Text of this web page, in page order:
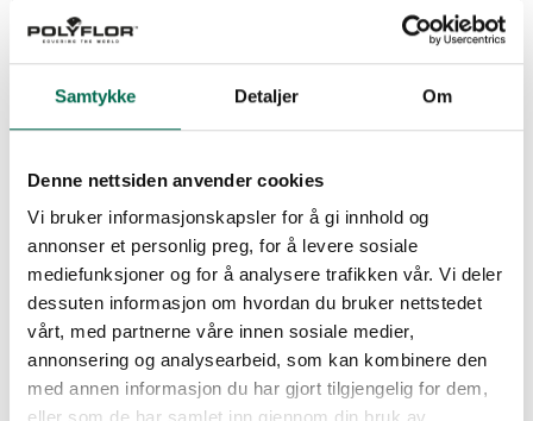
Samtykke Detaljer Om
Denne nettsiden anvender cookies
Vi bruker informasjonskapsler for å gi innhold og
annonser et personlig preg, for å levere sosiale
mediefunksjoner og for å analysere trafikken vår. Vi deler
dessuten informasjon om hvordan du bruker nettstedet
vårt, med partnerne våre innen sosiale medier,
annonsering og analysearbeid, som kan kombinere den
med annen informasjon du har gjort tilgjengelig for dem,